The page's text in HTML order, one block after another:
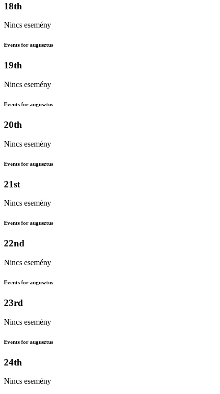
18th
Nincs esemény
Events for augusztus
19th
Nincs esemény
Events for augusztus
20th
Nincs esemény
Events for augusztus
21st
Nincs esemény
Events for augusztus
22nd
Nincs esemény
Events for augusztus
23rd
Nincs esemény
Events for augusztus
24th
Nincs esemény